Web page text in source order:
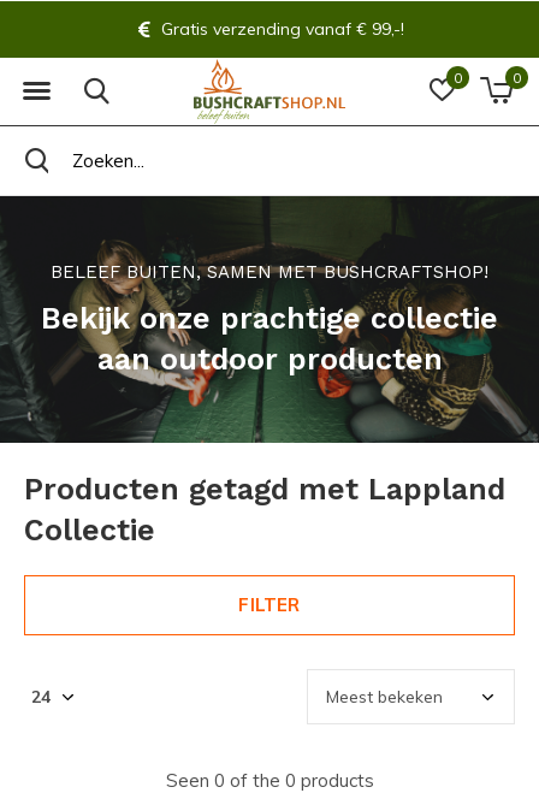
0 0
Gratis verzending vanaf € 99,-!
BELEEF BUITEN, SAMEN MET BUSHCRAFTSHOP!
Bekijk onze prachtige collectie
aan outdoor producten
Producten getagd met Lappland
Collectie
FILTER
Seen 0 of the 0 products